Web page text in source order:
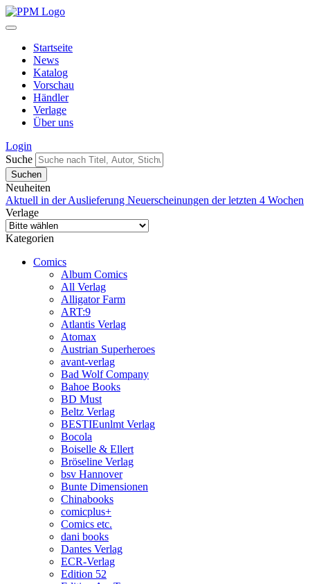
Startseite
News
Katalog
Vorschau
Händler
Verlage
Über uns
Login
Suche
Neuheiten
Aktuell in der Auslieferung Neuerscheinungen der letzten 4 Wochen
Verlage
Kategorien
Comics
Album Comics
All Verlag
Alligator Farm
ART:9
Atlantis Verlag
Atomax
Austrian Superheroes
avant-verlag
Bad Wolf Company
Bahoe Books
BD Must
Beltz Verlag
BESTIEunlmt Verlag
Bocola
Boiselle & Ellert
Bröseline Verlag
bsv Hannover
Bunte Dimensionen
Chinabooks
comicplus+
Comics etc.
dani books
Dantes Verlag
ECR-Verlag
Edition 52